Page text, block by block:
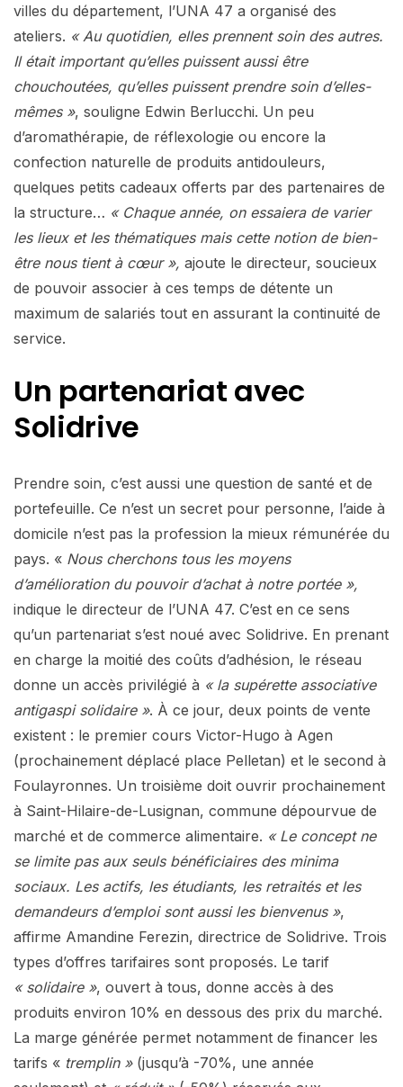
villes du département, l’UNA 47 a organisé des
ateliers. « Au quotidien, elles prennent soin des autres.
Il était important qu’elles puissent aussi être
chouchoutées, qu’elles puissent prendre soin d’elles-
mêmes », souligne Edwin Berlucchi. Un peu
d’aromathérapie, de réflexologie ou encore la
confection naturelle de produits antidouleurs,
quelques petits cadeaux offerts par des partenaires de
la structure… « Chaque année, on essaiera de varier
les lieux et les thématiques mais cette notion de bien-
être nous tient à cœur », ajoute le directeur, soucieux
de pouvoir associer à ces temps de détente un
maximum de salariés tout en assurant la continuité de
service.
Un partenariat avec
Solidrive
Prendre soin, c’est aussi une question de santé et de
portefeuille. Ce n’est un secret pour personne, l’aide à
domicile n’est pas la profession la mieux rémunérée du
pays. « Nous cherchons tous les moyens
d’amélioration du pouvoir d’achat à notre portée »,
indique le directeur de l’UNA 47. C’est en ce sens
qu’un partenariat s’est noué avec Solidrive. En prenant
en charge la moitié des coûts d’adhésion, le réseau
donne un accès privilégié à « la supérette associative
antigaspi solidaire ». À ce jour, deux points de vente
existent : le premier cours Victor-Hugo à Agen
(prochainement déplacé place Pelletan) et le second à
Foulayronnes. Un troisième doit ouvrir prochainement
à Saint-Hilaire-de-Lusignan, commune dépourvue de
marché et de commerce alimentaire. « Le concept ne
se limite pas aux seuls bénéficiaires des minima
sociaux. Les actifs, les étudiants, les retraités et les
demandeurs d’emploi sont aussi les bienvenus »,
affirme Amandine Ferezin, directrice de Solidrive. Trois
types d’offres tarifaires sont proposés. Le tarif
« solidaire », ouvert à tous, donne accès à des
produits environ 10% en dessous des prix du marché.
La marge générée permet notamment de financer les
tarifs « tremplin »(jusqu’à -70%, une année